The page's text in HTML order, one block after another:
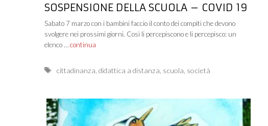
SOSPENSIONE DELLA SCUOLA – COVID 19
Sabato 7 marzo con i bambini faccio il conto dei compiti che devono
svolgere nei prossimi giorni. Così li percepiscono e li percepisco: un
elenco … continua
Tags
cittadinanza ,didattica a distanza scuola società